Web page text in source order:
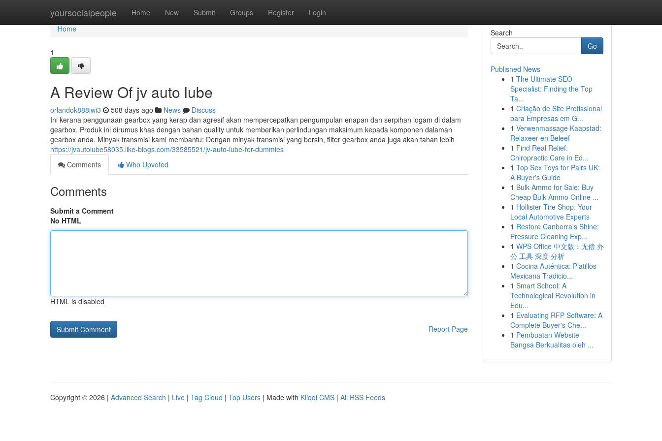
yoursocialpeople Home New Submit Groups Register Login
Home
Home
1
A Review Of jv auto lube
orlandok888iwi3 508 days ago News
Discuss
Ini kerana penggunaan gearbox yang kerap dan agresif akan mempercepatkan pengumpulan enapan dan serpihan logam di dalam
gearbox. Produk ini dirumus khas dengan bahan quality untuk memberikan perlindungan maksimum kepada komponen dalaman
gearbox anda. Minyak transmisi kami membantu: Dengan minyak transmisi yang bersih, filter gearbox anda juga akan tahan lebih
https://jvautolube58035.like-blogs.com/33585521/jv-auto-lube-for-dummies
Comments
Who Upvoted
Comments
Submit a Comment
No HTML
HTML is disabled
Report Page
Search
Go
Published News
1 The Ultimate SEO
Specialist: Finding the Top
Ta...
1 Criação de Site Profissional
para Empresas em G...
1 Verwenmassage Kaapstad:
Relaxeer en Beleef
1 Find Real Relief:
Chiropractic Care in Ed...
1 Top Sex Toys for Pairs UK:
A Buyer's Guide
1 Bulk Ammo for Sale: Buy
Cheap Bulk Ammo Online ...
1 Hollister Tire Shop: Your
Local Automotive Experts
1 Restore Canberra's Shine:
Pressure Cleaning Exp...
1 WPS Office 中文版：无偿 办
公 工具 深度 分析
1 Cocina Auténtica: Platillos
Mexicana Tradicio...
1 Smart School: A
Technological Revolution in
Edu...
1 Evaluating RFP Software: A
Complete Buyer's Che...
1 Pembuatan Website
Bangsa Berkualitas oleh ...
Copyright © 2026 | Advanced Search | Live | Tag Cloud | Top Users | Made with Kliqqi CMS | All RSS Feeds